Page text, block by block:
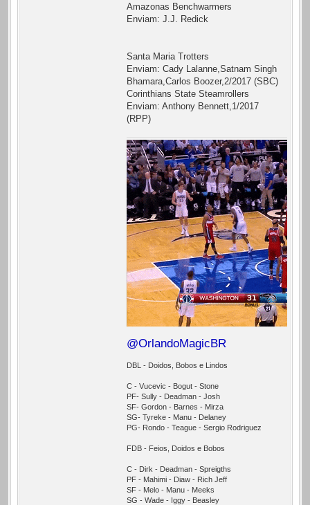
Amazonas Benchwarmers
Enviam: J.J. Redick
Santa Maria Trotters
Enviam: Cady Lalanne,Satnam Singh
Bhamara,Carlos Boozer,2/2017 (SBC)
Corinthians State Steamrollers
Enviam: Anthony Bennett,1/2017
(RPP)
@OrlandoMagicBR
DBL - Doidos, Bobos e Lindos
C - Vucevic - Bogut - Stone
PF- Sully - Deadman - Josh
SF- Gordon - Barnes - Mirza
SG- Tyreke - Manu - Delaney
PG- Rondo - Teague - Sergio Rodriguez
FDB - Feios, Doidos e Bobos
C - Dirk - Deadman - Spreigths
PF - Mahimi - Diaw - Rich Jeff
SF - Melo - Manu - Meeks
SG - Wade - Iggy - Beasley